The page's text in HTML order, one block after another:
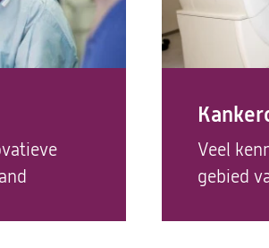
Veel
gebied